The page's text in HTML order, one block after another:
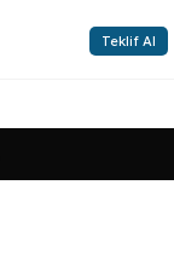
Teklif Al